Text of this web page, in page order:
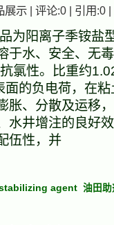
示 | 评论:0 | 引用:0 |
为阳离子季铵盐
于水、安全、无
氯性。比重约
的负电荷，在粘
胀、分散及运移
水井增注的良好
伍性，并
agent 油田